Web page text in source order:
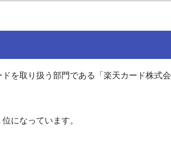
を取り扱う部門である「楽天カード株式会
になっています。